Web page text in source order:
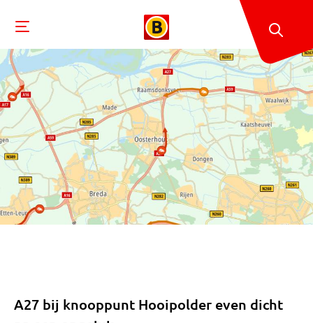
A27 bij knooppunt Hooipolder even dicht